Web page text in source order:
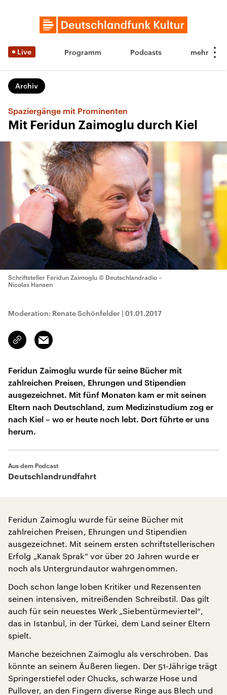
Live Programm Podcasts
Archiv
Spaziergänge mit Prominenten
Mit Feridun Zaimoglu durch Kiel
Schriftsteller Feridun Zaimoglu © Deutschlandradio –
Nicolas Hansen
Moderation: Renate Schönfelder | 01.01.2017
Link
kopieren/teilen
Email
Feridun Zaimoglu wurde für seine Bücher mit
zahlreichen Preisen, Ehrungen und Stipendien
ausgezeichnet. Mit fünf Monaten kam er mit seinen
Eltern nach Deutschland, zum Medizinstudium zog er
nach Kiel – wo er heute noch lebt. Dort führte er uns
herum.
Aus dem Podcast
Deutschlandrundfahrt
Feridun Zaimoglu wurde für seine Bücher mit
zahlreichen Preisen, Ehrungen und Stipendien
ausgezeichnet. Mit seinem ersten schriftstellerischen
Erfolg „Kanak Sprak“ vor über 20 Jahren wurde er
noch als Untergrundautor wahrgenommen.
Doch schon lange loben Kritiker und Rezensenten
seinen intensiven, mitreißenden Schreibstil. Das gilt
auch für sein neuestes Werk „Siebentürmeviertel“,
das in Istanbul, in der Türkei, dem Land seiner Eltern
spielt.
Manche bezeichnen Zaimoglu als verschroben. Das
könnte an seinem Äußeren liegen. Der 51-Jährige trägt
Springerstiefel oder Chucks, schwarze Hose und
Pullover, an den Fingern diverse Ringe aus Blech und